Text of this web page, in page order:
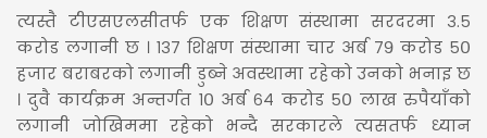
त्यस्तै टीएसएलसीतर्फ एक शिक्षण संस्थामा सरदरमा ३.५
करोड लगानी छ । १३७ शिक्षण संस्थामा चार अर्ब ७९ करोड ५०
हजार बराबरको लगानी डुब्ने अवस्थामा रहेको उनको भनाइ छ
। दुवै कार्यक्रम अन्तर्गत १० अर्ब ६४ करोड ५० लाख रुपैयाँको
लगानी जोखिममा रहेको भन्दै सरकारले त्यसतर्फ ध्यान